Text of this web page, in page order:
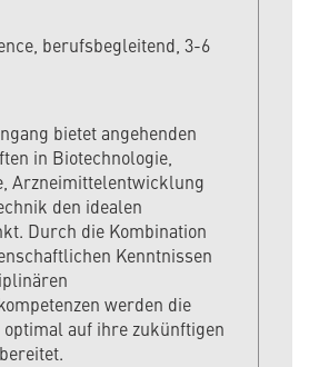
berufsbegleitend, 3-6
bietet angehenden
in Biotechnologie,
Arzneimittelentwicklung
den idealen
Durch die Kombination
Kenntnissen
werden die
optimal auf ihre zukünftigen